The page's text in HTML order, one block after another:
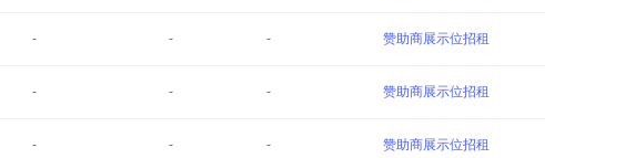
- - - 赞助商展示位招租
- - - 赞助商展示位招租
- - - 赞助商展示位招租